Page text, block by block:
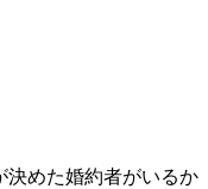
決めた婚約者がいるか